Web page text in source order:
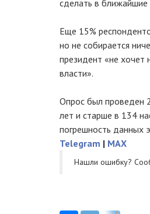
сделать в ближайшие
Еще 15%
но не собирается
президент «не хочет
власти».
Опрос был проведен
лет и старше в 134
погрешность данных
Telegram | MAX
Нашли ошибку?